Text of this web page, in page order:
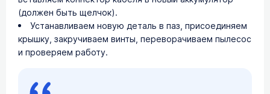
(должен быть щелчок).
Устанавливаем новую деталь в паз, присоединяем
крышку, закручиваем винты, переворачиваем пылесос
и проверяем работу.